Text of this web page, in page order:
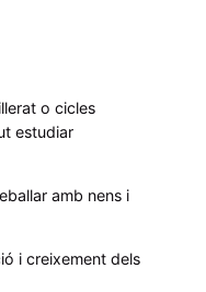
o cicles
estudiar
amb nens i
i creixement dels